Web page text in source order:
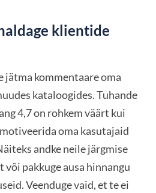
klientide
jätma kommentaare oma
kataloogides. Tuhande
4,7 on rohkem väärt kui
oma kasutajaid
andke neile järgmise
pakkuge ausa hinnangu
Veenduge vaid, et te ei